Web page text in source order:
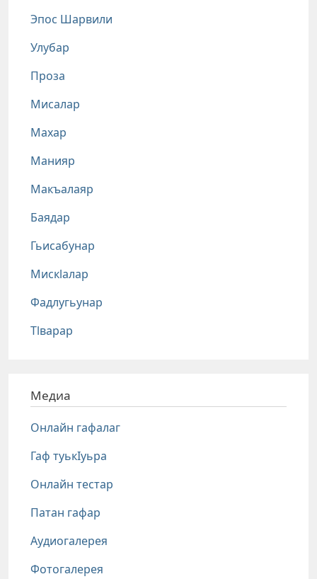
Эпос Шарвили
Улубар
Проза
Мисалар
Махар
Манияр
Макъалаяр
Баядар
Гьисабунар
Мискlалар
Фадлугьунар
Тlварар
Медиа
Онлайн гафалаг
Гаф туькIуьра
Онлайн тестар
Патан гафар
Аудиогалерея
Фотогалерея